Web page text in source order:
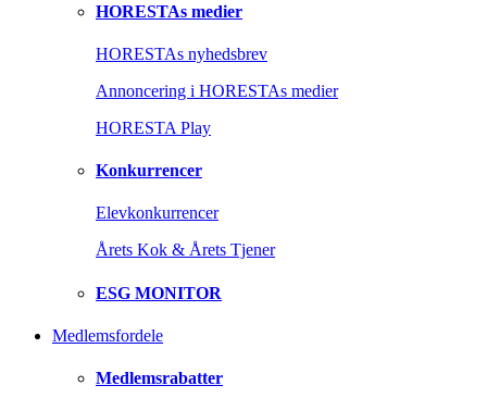
HORESTAs medier
HORESTAs nyhedsbrev
Annoncering i HORESTAs medier
HORESTA Play
Konkurrencer
Elevkonkurrencer
Årets Kok & Årets Tjener
ESG MONITOR
Medlemsfordele
Medlemsrabatter